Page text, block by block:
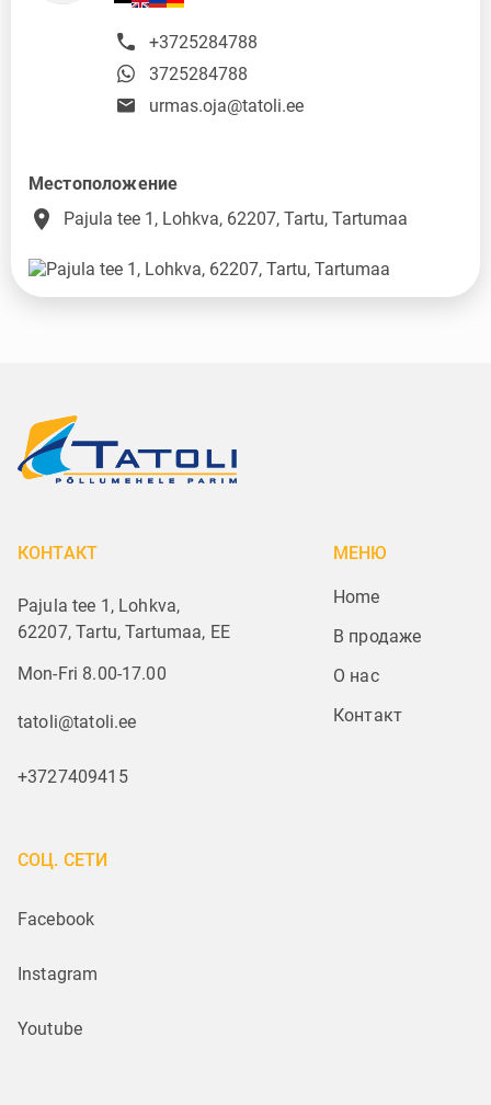
+3725284788
3725284788
urmas.oja@tatoli.ee
Местоположение
place Pajula tee 1, Lohkva, 62207, Tartu, Tartumaa
КОНТАКТ
Pajula tee 1, Lohkva,
62207, Tartu, Tartumaa, EE
Mon-Fri 8.00-17.00
tatoli@tatoli.ee
+3727409415
МЕНЮ
Home
В продаже
О нас
Контакт
СОЦ. СЕТИ
Facebook
Instagram
Youtube